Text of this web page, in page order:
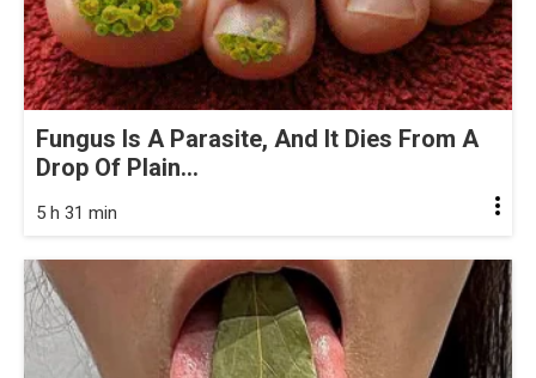
Fungus Is A Parasite, And It Dies From A
Drop Of Plain...
5 h 31 min